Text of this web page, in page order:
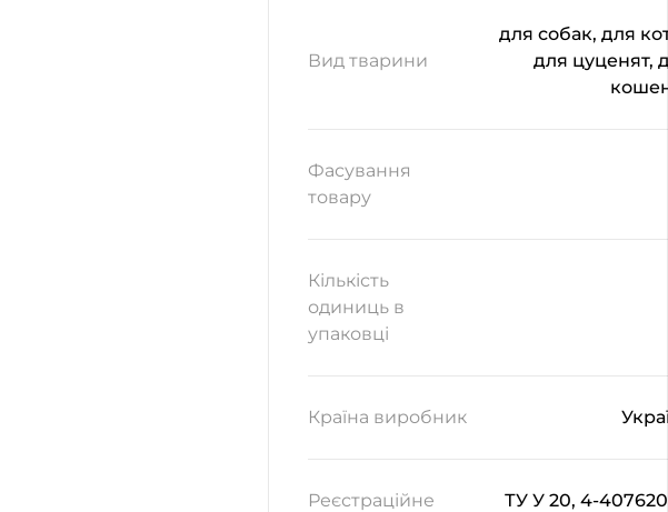
Вид тварини
для собак, для
для цуценят,
Фасування
товару
Кількість
одиниць в
упаковці
Країна виробник
Реєстраційне
ТУ У 20, 4-